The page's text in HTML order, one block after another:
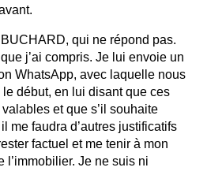
qui ne répond pas.
j’ai compris. Je lui envoie un
WhatsApp, avec laquelle nous
début, en lui disant que ces
et que s’il souhaite
me faudra d’autres justificatifs
factuel et me tenir à mon
l’immobilier. Je ne suis ni